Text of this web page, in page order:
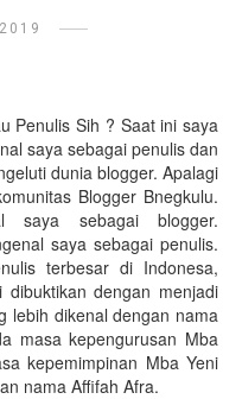
Penulis Sih ? Saat ini saya
saya sebagai penulis dan
dunia blogger. Apalagi
Blogger Bnegkulu.
saya sebagai blogger.
saya sebagai penulis.
terbesar di Indonesa,
dengan menjadi
lebih dikenal dengan nama
masa kepengurusan Mba
kepemimpinan Mba Yeni
nama Affifah Afra.